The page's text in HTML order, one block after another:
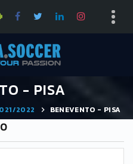
- PISA
2022 BENEVENTO - PISA